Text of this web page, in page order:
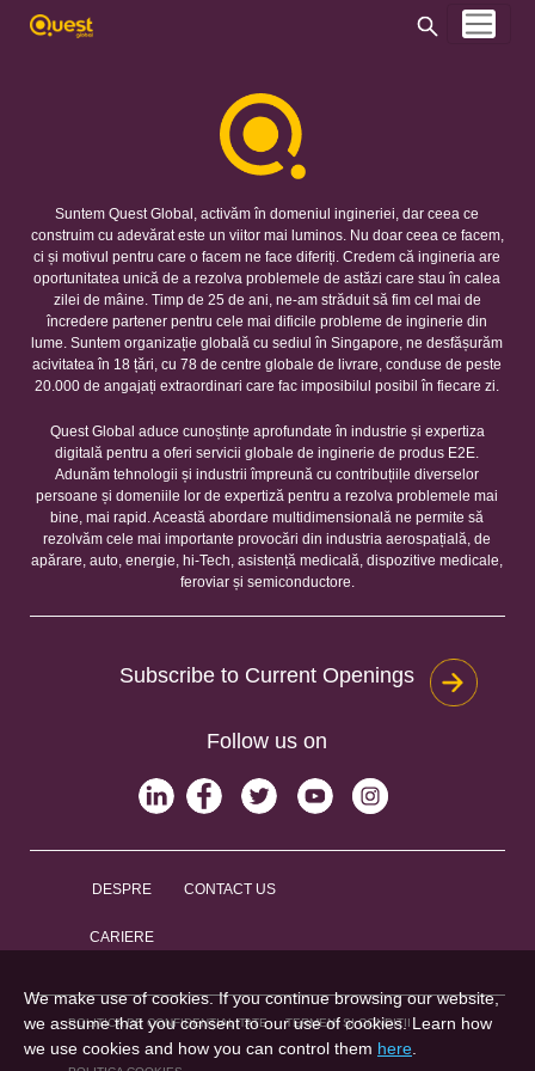
Suntem Quest Global, activăm în domeniul ingineriei, dar ceea ce
construim cu adevărat este un viitor mai luminos. Nu doar ceea ce facem,
ci și motivul pentru care o facem ne face diferiți. Credem că ingineria are
oportunitatea unică de a rezolva problemele de astăzi care stau în calea
zilei de mâine. Timp de 25 de ani, ne-am străduit să fim cel mai de
încredere partener pentru cele mai dificile probleme de inginerie din
lume. Suntem organizație globală cu sediul în Singapore, ne desfășurăm
acivitatea în 18 țări, cu 78 de centre globale de livrare, conduse de peste
20.000 de angajați extraordinari care fac imposibilul posibil în fiecare zi.
Quest Global aduce cunoștințe aprofundate în industrie și expertiza
digitală pentru a oferi servicii globale de inginerie de produs E2E.
Adunăm tehnologii și industrii împreună cu contribuțiile diverselor
persoane și domeniile lor de expertiză pentru a rezolva problemele mai
bine, mai rapid. Această abordare multidimensională ne permite să
rezolvăm cele mai importante provocări din industria aerospațială, de
apărare, auto, energie, hi-Tech, asistență medicală, dispozitive medicale,
feroviar și semiconductore.
Subscribe to Current Openings
Follow us on
DESPRE CONTACT US
CARIERE
POLITICA DE CONFIDENȚIALITATE TERMENI ȘI CONDIȚII
We make use of cookies. If you continue browsing our website,
we assume that you consent to our use of cookies. Learn how
we use cookies and how you can control them here